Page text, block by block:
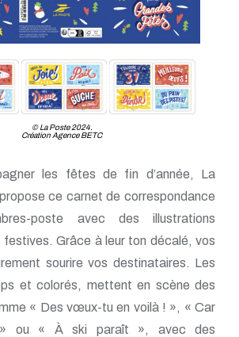
© La Poste 2024.
Création Agence BETC
les fêtes de fin d’année, La
ce carnet de correspondance
poste avec des illustrations
festives. Grâce à leur ton décalé, vos
sourire vos destinataires. Les
et colorés, mettent en scène des
« Des vœux-tu en voilà ! », « Car
ou « À ski paraît », avec des